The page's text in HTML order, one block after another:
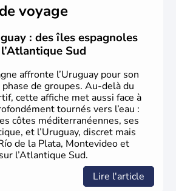
voyage
: des îles espagnoles
Sud
affronte l’Uruguay pour son
de groupes. Au-delà du
cette affiche met aussi face à
tournés vers l’eau :
côtes méditerranéennes, ses
et l’Uruguay, discret mais
de la Plata, Montevideo et
l’Atlantique Sud.
Lire l'article